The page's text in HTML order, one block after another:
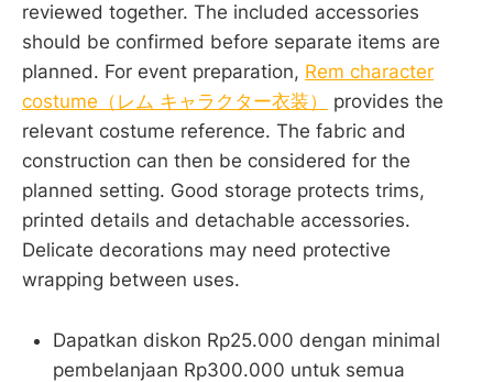
reviewed together. The included accessories
should be confirmed before separate items are
planned. For event preparation, Rem character
costume（レム キャラクター衣装）
provides the
relevant costume reference. The fabric and
construction can then be considered for the
planned setting. Good storage protects trims,
printed details and detachable accessories.
Delicate decorations may need protective
wrapping between uses.
Dapatkan diskon Rp25.000 dengan minimal
pembelanjaan Rp300.000 untuk semua